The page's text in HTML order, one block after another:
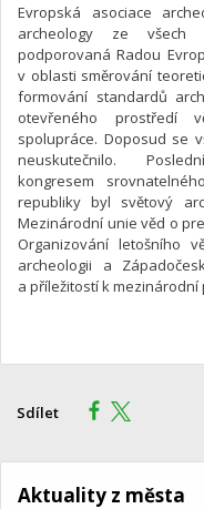
Evropská asociace
archeology ze všech
podporovaná Radou
v oblasti směrování
formování standardů
otevřeného prostředí
spolupráce. Doposud se
neuskutečnilo.
kongresem
republiky byl světový
Mezinárodní unie věd o
Organizování letošního
archeologii a
a příležitostí k mezinárodní
Sdílet
Aktuality z města